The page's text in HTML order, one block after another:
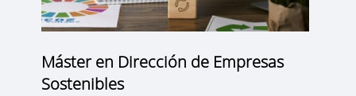
Máster en Dirección de Empresas
Sostenibles